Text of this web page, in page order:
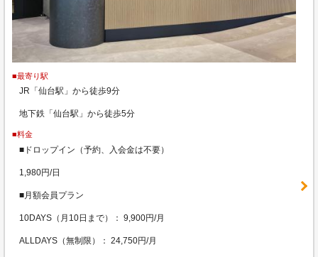
■最寄り駅
JR「仙台駅」から徒歩9分
地下鉄「仙台駅」から徒歩5分
■料金
■ドロップイン（予約、入会金は不要）
1,980円/日
■月額会員プラン
10DAYS（月10日まで）： 9,900円/月
ALLDAYS（無制限）： 24,750円/月